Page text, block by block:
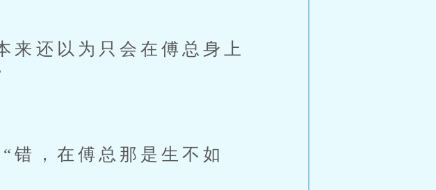
还以为只会在傅总身上
，在傅总那是生不如